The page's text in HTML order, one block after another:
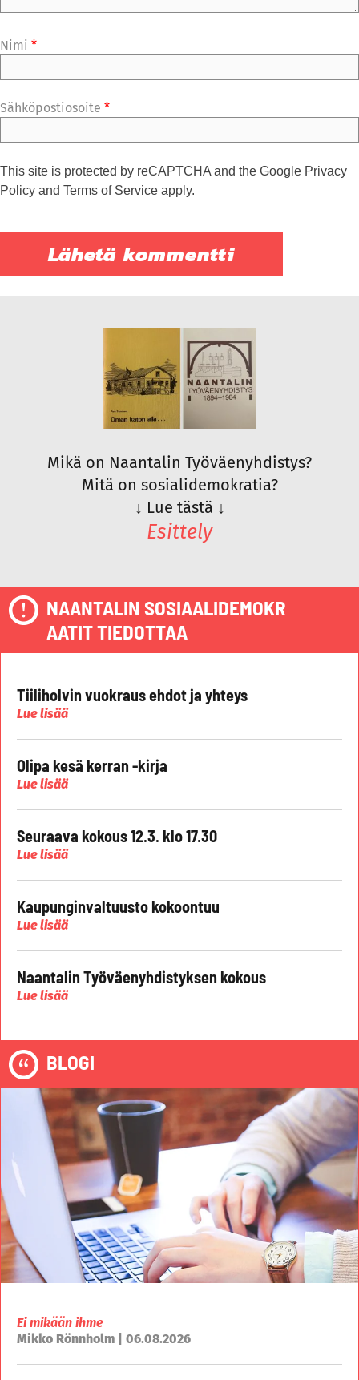
Nimi *
Sähköpostiosoite *
This site is protected by reCAPTCHA and the Google Privacy
Policy and Terms of Service apply.
Mikä on Naantalin Työväenyhdistys?
Mitä on sosialidemokratia?
↓ Lue tästä ↓
Esittely
NAANTALIN SOSIAALIDEMOKR
AATIT TIEDOTTAA
Tiiliholvin vuokraus ehdot ja yhteys
Lue lisää
Olipa kesä kerran -kirja
Lue lisää
Seuraava kokous 12.3. klo 17.30
Lue lisää
Kaupunginvaltuusto kokoontuu
Lue lisää
Naantalin Työväenyhdistyksen kokous
Lue lisää
BLOGI
Ei mikään ihme
Mikko Rönnholm | 06.08.2026